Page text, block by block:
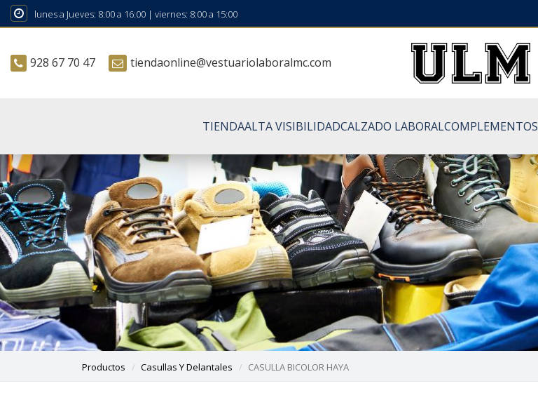
lunes a Jueves: 8:00 a 16:00 | viernes: 8:00 a 15:00
928 67 70 47 tiendaonline@vestuariolaboralmc.com
TIENDAALTA VISIBILIDADCALZADO LABORALCOMPLEMENTOS
Productos Casullas Y Delantales CASULLA BICOLOR HAYA